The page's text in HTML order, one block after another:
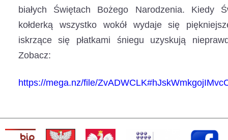
białych Świętach Bożego Narodzenia. Kiedy
kołderką wszystko wokół wydaje się
iskrzące się płatkami śniegu uzyskują
Zobacz:
https://mega.nz/file/